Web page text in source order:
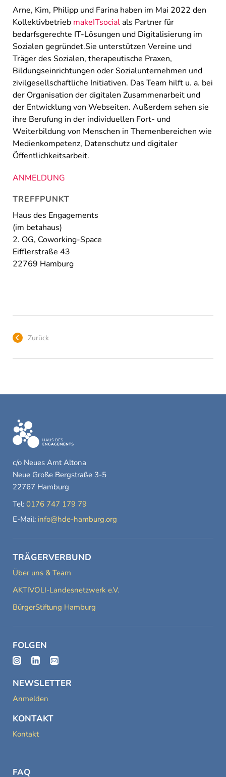
Arne, Kim, Philipp und Farina haben im Mai 2022 den
Kollektivbetrieb makeITsocialals Partner für
bedarfsgerechte IT-Lösungen und Digitalisierung im
Sozialen gegründet.Sie unterstützen Vereine und
Träger des Sozialen, therapeutische Praxen,
Bildungseinrichtungen oder Sozialunternehmen und
zivilgesellschaftliche Initiativen. Das Team hilft u. a. bei
der Organisation der digitalen Zusammenarbeit und
der Entwicklung von Webseiten. Außerdem sehen sie
ihre Berufung in der individuellen Fort- und
Weiterbildung von Menschen in Themenbereichen wie
Medienkompetenz, Datenschutz und digitaler
Öffentlichkeitsarbeit.
ANMELDUNG
TREFFPUNKT
Haus des Engagements
(im betahaus)
2. OG, Coworking-Space
Eifflerstraße 43
22769 Hamburg
Zurück
c/o Neues Amt Altona
Neue Große Bergstraße 3-5
22767 Hamburg
Tel: 0176 747 179 79
E-Mail: info@hde-hamburg.org
TRÄGERVERBUND
Über uns & Team
AKTIVOLI-Landesnetzwerk e.V.
BürgerStiftung Hamburg
FOLGEN
NEWSLETTER
Anmelden
KONTAKT
Kontakt
FAQ